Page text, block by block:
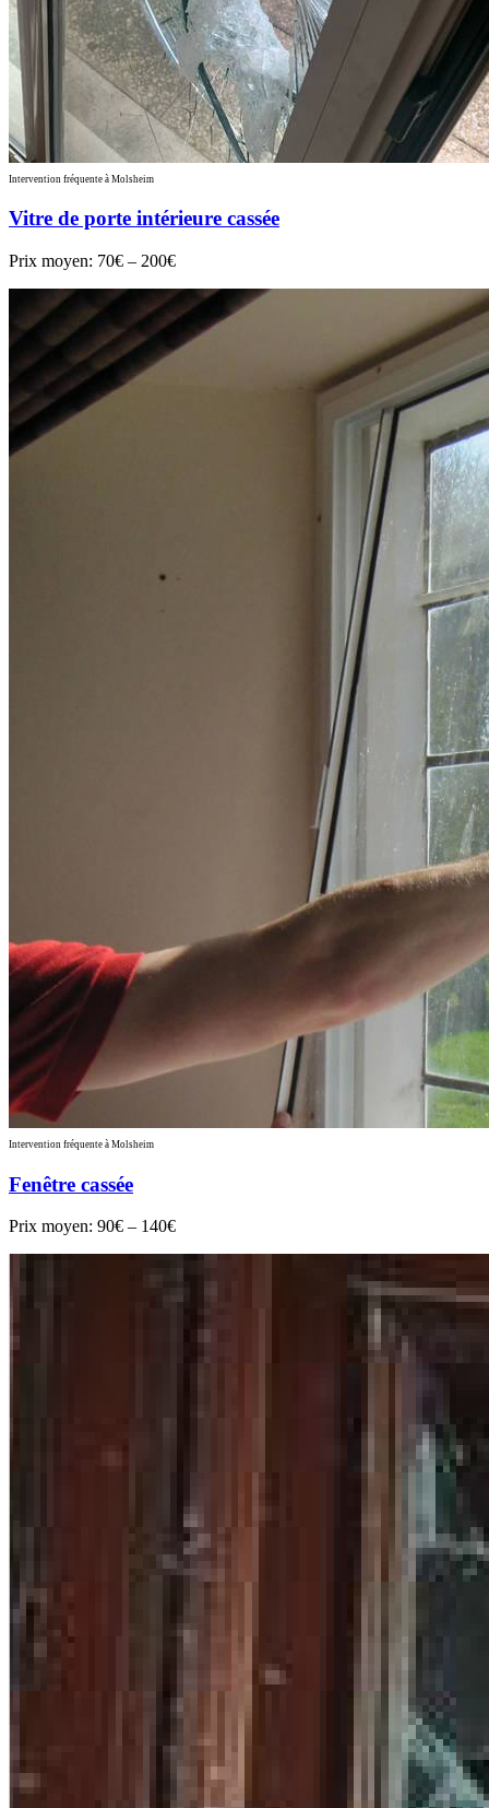
Intervention fréquente à Molsheim
Vitre de porte intérieure cassée
Prix moyen: 70€ – 200€
Intervention fréquente à Molsheim
Fenêtre cassée
Prix moyen: 90€ – 140€